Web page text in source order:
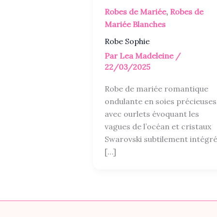
Robes de Mariée, Robes de
Mariée Blanches
Robe Sophie
Par Lea Madeleine /
22/03/2025
Robe de mariée romantique
ondulante en soies précieuses
avec ourlets évoquant les
vagues de l’océan et cristaux
Swarovski subtilement
[…]